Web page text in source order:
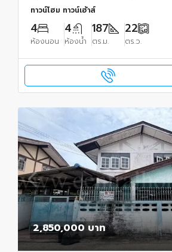
ทาวน์โฮม ทาวน์เฮ้าส์
4
ห้องนอน
4
ห้องน้ำ
187
ตร.ม.
22
ตร.ว.
2,850,000 บาท